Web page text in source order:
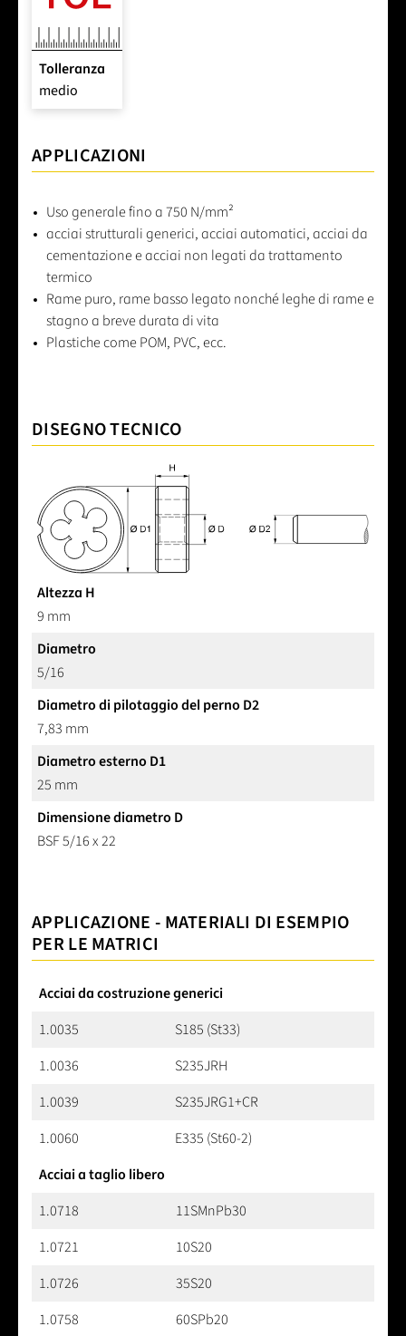
Tolleranza
medio
APPLICAZIONI
Uso generale fino a 750 N/mm²
acciai strutturali generici, acciai automatici, acciai da
cementazione e acciai non legati da trattamento
termico
Rame puro, rame basso legato nonché leghe di rame e
stagno a breve durata di vita
Plastiche come POM, PVC, ecc.
DISEGNO TECNICO
Altezza H
9 mm
Diametro
5/16
Diametro di pilotaggio del perno D2
7,83 mm
Diametro esterno D1
25 mm
Dimensione diametro D
BSF 5/16 x 22
APPLICAZIONE - MATERIALI DI ESEMPIO
PER LE MATRICI
Acciai da costruzione generici
1.0035
S185 (St33)
1.0036
S235JRH
1.0039
S235JRG1+CR
1.0060
E335 (St60-2)
Acciai a taglio libero
1.0718
11SMnPb30
1.0721
10S20
1.0726
35S20
1.0758
60SPb20